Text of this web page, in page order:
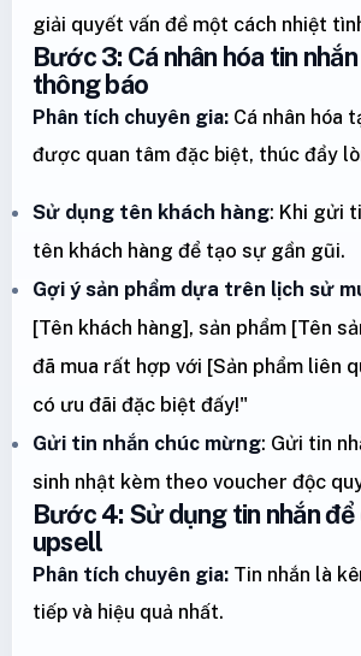
giải quyết vấn đề một cách nhiệt
Bước 3: Cá nhân hóa tin
thông báo
Phân tích chuyên gia: Cá nhân hóa
được quan tâm đặc biệt, thúc đẩy
Sử dụng tên khách hàng: Khi gửi
tên khách hàng để tạo sự gần gũi.
Gợi ý sản phẩm dựa trên lịch sử
[Tên khách hàng], sản phẩm [Tên
đã mua rất hợp với [Sản phẩm liên
có ưu đãi đặc biệt đấy!"
Gửi tin nhắn chúc mừng: Gửi tin
sinh nhật kèm theo voucher độc
Bước 4: Sử dụng tin nhắn để
upsell
Phân tích chuyên gia: Tin nhắn là
tiếp và hiệu quả nhất.